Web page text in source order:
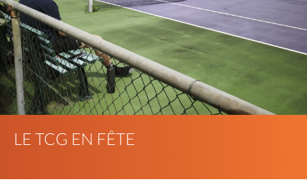
LE TCG EN FÊTE